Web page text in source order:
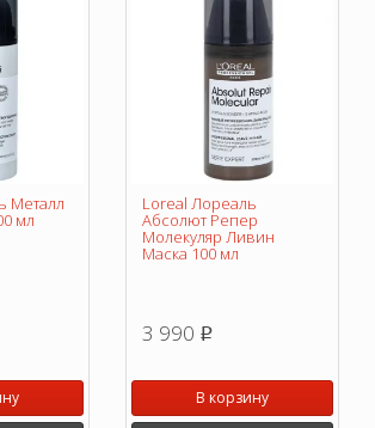
Металл
мл
Loreal Лореаль
Абсолют Репер
Молекуляр Ливин
Маска 100 мл
3 990 p
В корзину